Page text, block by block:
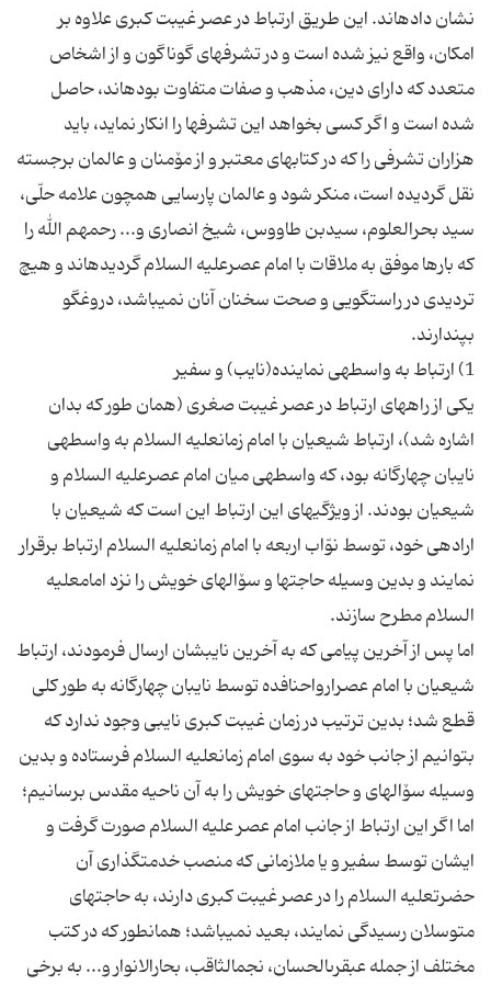
نشان داده‏اند. این طریق ارتباط در عصر غیبت كبرى علاوه بر
امكان، واقع نیز شده است و در تشرفهاى گوناگون و از اشخاص
متعدد كه داراى دین، مذهب و صفات متفاوت بوده‏اند، حاصل
شده است و اگر كسى بخواهد این تشرف‏ها را انكار نماید، باید
هزاران تشرفى را كه در كتاب‏هاى معتبر و از مۆمنان و عالمان برجسته
نقل گردیده است، منكر شود و عالمان پارسایى همچون علامه حلّى،
سید بحرالعلوم، سیدبن طاووس، شیخ انصارى و... رحمهم الله را
كه بارها موفق به ملاقات با امام عصرعلیه السلام گردیده‏اند و هیچ
تردیدى در راستگویى و صحت سخنان آنان نمى‏باشد، دروغگو
یكى از راه‏هاى ارتباط در عصر غیبت صغرى (همان طور كه بدان
اشاره شد)، ارتباط شیعیان با امام زمان‏علیه السلام به واسطه‏ى
نایبان چهارگانه بود، كه واسطه‏ى میان امام عصرعلیه السلام و
شیعیان بودند. از ویژگى‏هاى این ارتباط این است كه شیعیان با
اراده‏ى خود، توسط نوّاب اربعه با امام زمان‏علیه السلام ارتباط برقرار
نمایند و بدین وسیله حاجت‏ها و سۆال‏هاى خویش را نزد امام‏علیه
اما پس از آخرین پیامى كه به آخرین نایبشان ارسال فرمودند، ارتباط
شیعیان با امام عصرارواحنافده توسط نایبان چهارگانه به طور كلى
قطع شد؛ بدین ترتیب در زمان غیبت كبرى نایبى وجود ندارد كه
بتوانیم از جانب خود به سوى امام زمان‏علیه السلام فرستاده و بدین
وسیله سۆال‏هاى و حاجت‏هاى خویش را به آن ناحیه مقدس برسانیم؛
اما اگر این ارتباط از جانب امام عصر علیه السلام صورت گرفت و
ایشان توسط سفیر و یا ملازمانى كه منصب خدمت‏گذارى آن
حضرت‏علیه السلام را در عصر غیبت كبرى دارند، به حاجت‏هاى
متوسلان رسیدگى نمایند، بعید نمى‏باشد؛ همان‏طور كه در كتب
مختلف از جمله عبقرى‏الحسان، نجم‏الثاقب، بحارالانوار و... به برخى